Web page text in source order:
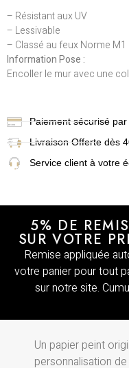
– Résistant aux UV
– Lessivable
– Classé au feux Norme M1
Information Pose :
Encoller le mur avec une
Paiement sécurisé
Livraison Offerte dès
Service client à votre
5% DE
SUR VOTRE
Remise appliquée
votre panier pour tout
sur notre site.
Un papier peint
personnalisation